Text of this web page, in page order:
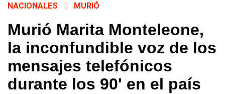
NACIONALES MURIÓ
Murió Marita Monteleone,
la inconfundible voz de los
mensajes telefónicos
durante los 90' en el país